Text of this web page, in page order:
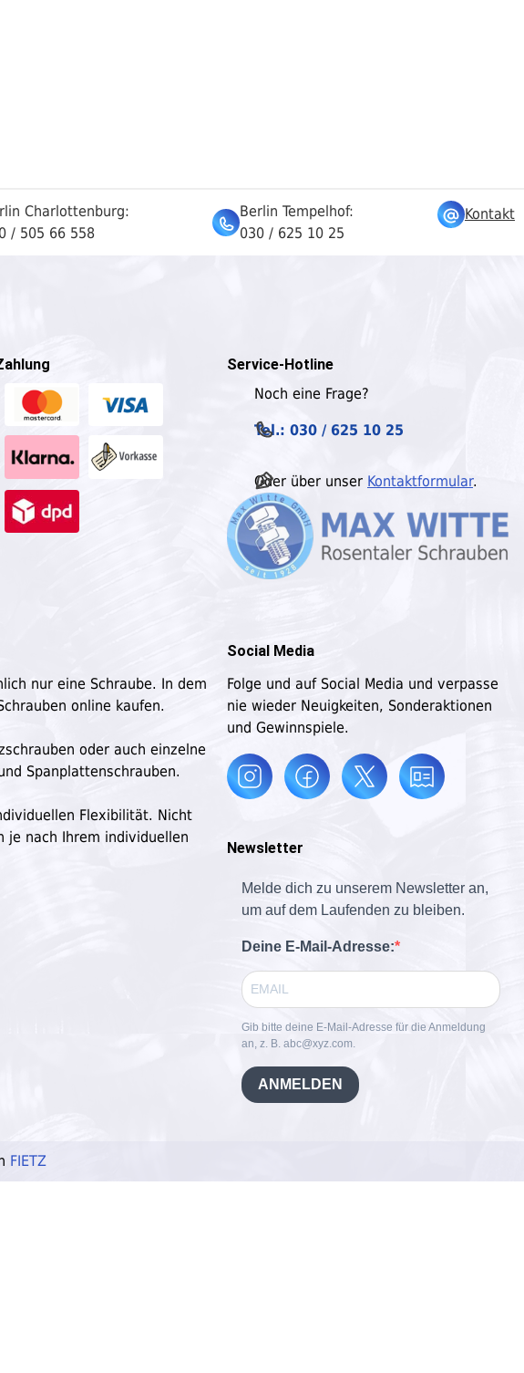
Charlottenburg:
/ 505 66 558
Berlin Tempelhof:
030 / 625 10 25
Kontakt
Service-Hotline
Noch eine Frage?
Tel.: 030 / 625 10 25
Oder über unser Kontaktformular.
nur eine Schraube. In dem
online kaufen.
oder auch einzelne
Spanplattenschrauben.
Flexibilität. Nicht
je nach Ihrem individuellen
Social Media
Folge und auf Social Media und verpasse
nie wieder Neuigkeiten, Sonderaktionen
und Gewinnspiele.
Newsletter
Melde dich zu unserem Newsletter an,
um auf dem Laufenden zu bleiben.
Deine E-Mail-Adresse:
Gib bitte deine E-Mail-Adresse für die Anmeldung
an, z. B. abc@xyz.com.
ANMELDEN
FIETZ